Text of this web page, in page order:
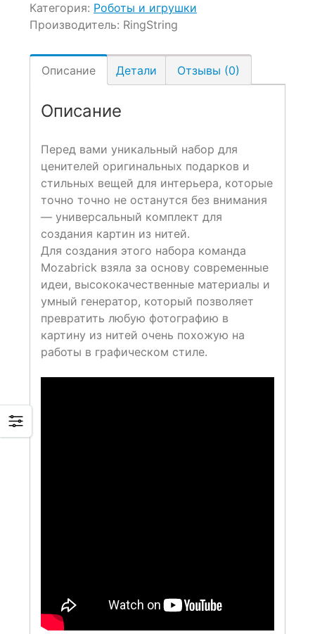
Категория: Роботы и игрушки
Производитель: RingString
Описание Детали Отзывы (0)
Описание
Перед вами уникальный набор для
ценителей оригинальных подарков и
стильных вещей для интерьера, которые
точно точно не останутся без внимания
— универсальный комплект для
создания картин из нитей.
Для создания этого набора команда
Mozabrick взяла за основу современные
идеи, высококачественные материалы и
умный генератор, который позволяет
превратить любую фотографию в
картину из нитей очень похожую на
работы в графическом стиле.